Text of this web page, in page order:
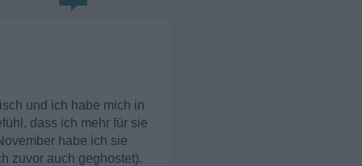
und ich habe mich in
dass ich mehr für sie
habe ich sie
zuvor auch geghostet).